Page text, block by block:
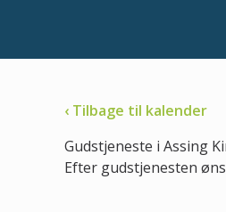
‹ Tilbage til kalender
Gudstjeneste i Assing
Efter gudstjenesten